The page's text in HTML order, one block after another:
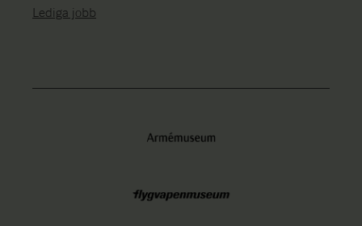
Lediga jobb